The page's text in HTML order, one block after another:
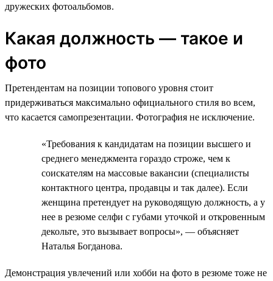
дружеских фотоальбомов.
Какая должность — такое и
фото
Претендентам на позиции топового уровня стоит
придерживаться максимально официального стиля во всем,
что касается самопрезентации. Фотография не исключение.
«Требования к кандидатам на позиции высшего и
среднего менеджмента гораздо строже, чем к
соискателям на массовые вакансии (специалисты
контактного центра, продавцы и так далее). Если
женщина претендует на руководящую должность, а у
нее в резюме селфи с губами уточкой и откровенным
декольте, это вызывает вопросы», — объясняет
Наталья Богданова.
Демонстрация увлечений или хобби на фото в резюме тоже не